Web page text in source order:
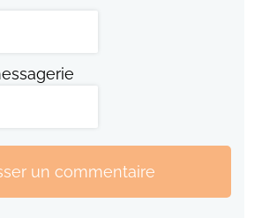
un commentaire